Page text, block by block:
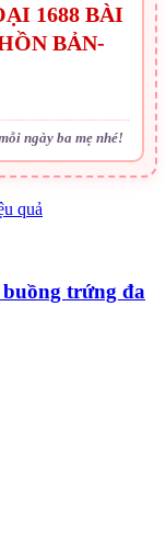
1688 BÀI
BẢN-
ngày ba mẹ nhé!
quả
trứng đa